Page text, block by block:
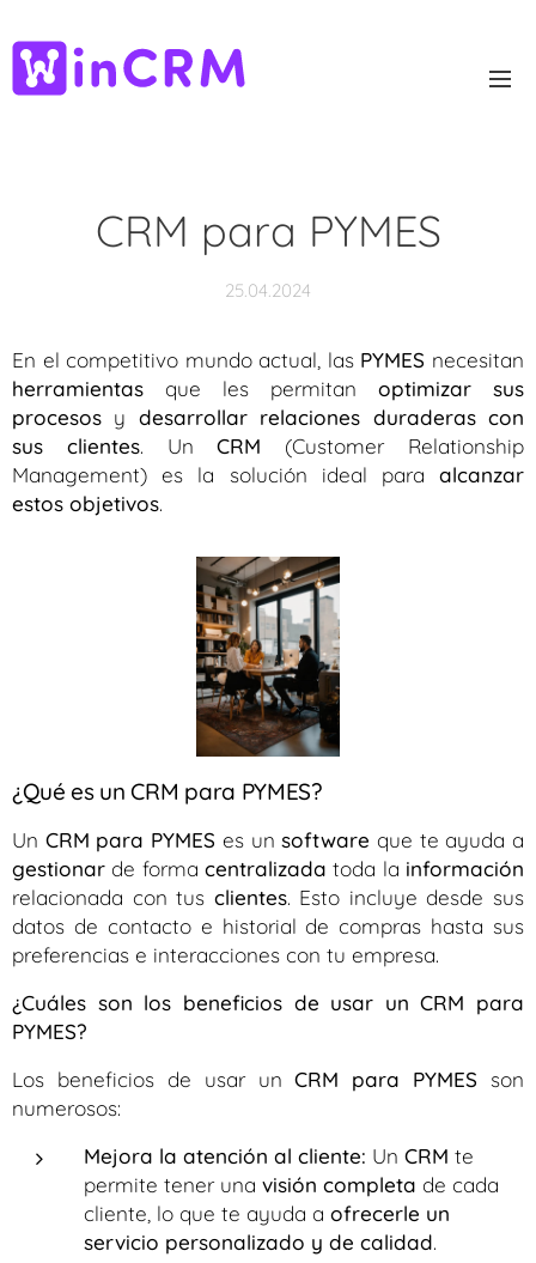
CRM para PYMES
25.04.2024
En el competitivo mundo actual, las PYMES necesitan
herramientas que les permitan optimizar sus
procesos y desarrollar relaciones duraderas con
sus clientes. UnCRM (Customer Relationship
Management) es la solución ideal para alcanzar
estos objetivos.
¿Qué es un CRM para PYMES?
Un CRM para PYMES es unsoftware que te ayuda a
gestionar de forma centralizada toda la información
relacionada con tus clientes. Esto incluye desde sus
datos de contacto e historial de compras hasta sus
preferencias e interacciones con tu empresa.
¿Cuáles son los beneficios de usar un CRM para
PYMES?
Los beneficios de usar unCRM para PYMES son
numerosos:
Mejora la atención al cliente: Un CRM te
permite tener una visión completa de cada
cliente, lo que te ayuda a ofrecerle un
servicio personalizado y de calidad.